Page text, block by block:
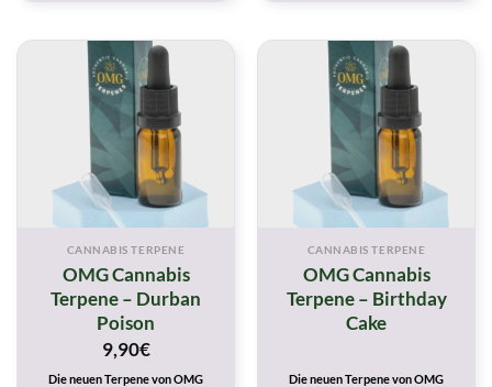
CANNABIS TERPENE
OMG Cannabis
Terpene – Durban
Poison
9,90€
Die neuen Terpene von OMG
CANNABIS TERPENE
OMG Cannabis
Terpene – Birthday
Cake
Die neuen Terpene von OMG